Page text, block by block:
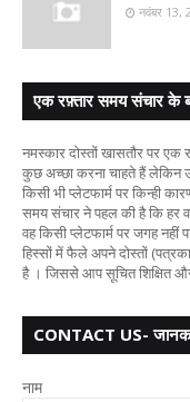
नवंबर 13,
एक रफ़्तार समय संचार के
नमस्कार दोस्तों खासतौर पर एक
कुछ अच्छा करना चाहते हैं लेकिन
किसी भी प्लेटफार्म पर किन्ही
समय संचार ने पहल की है कि हर
वह किसी प्लेटफार्म पर जगह
हिस्सों में फैले अपने दोस्तों
है । जिससे आप सूचित शिक्षित
CONTACT US-
नाम